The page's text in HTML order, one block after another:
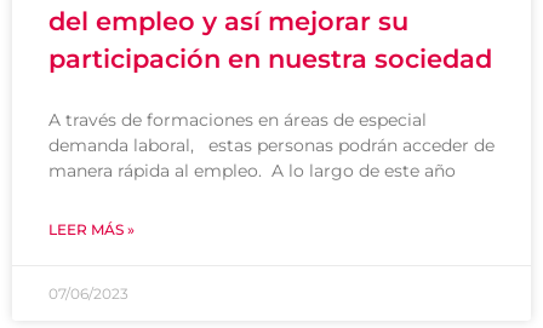
del empleo y así mejorar su
participación en nuestra sociedad
A través de formaciones en áreas de especial
demanda laboral, estas personas podrán acceder de
manera rápida al empleo. A lo largo de este año
LEER MÁS »
07/06/2023